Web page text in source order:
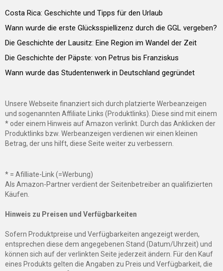
Costa Rica: Geschichte und Tipps für den Urlaub
Wann wurde die erste Glücksspiellizenz durch die GGL vergeben?
Die Geschichte der Lausitz: Eine Region im Wandel der Zeit
Die Geschichte der Päpste: von Petrus bis Franziskus
Wann wurde das Studentenwerk in Deutschland gegründet
Unsere Webseite finanziert sich durch platzierte Werbeanzeigen
und sogenannten Affiliate Links (Produktlinks). Diese sind mit einem
* oder einem Hinweis auf Amazon verlinkt. Durch das Anklicken der
Produktlinks bzw. Werbeanzeigen verdienen wir einen kleinen
Betrag, der uns hilft, diese Seite weiter zu verbessern.
* = Afilliate-Link (=Werbung)
Als Amazon-Partner verdient der Seitenbetreiber an qualifizierten
Käufen.
Hinweis zu Preisen und Verfügbarkeiten
Sofern Produktpreise und Verfügbarkeiten angezeigt werden,
entsprechen diese dem angegebenen Stand (Datum/Uhrzeit) und
können sich auf der verlinkten Seite jederzeit ändern. Für den Kauf
eines Produkts gelten die Angaben zu Preis und Verfügbarkeit, die